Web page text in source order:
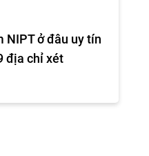
NIPT ở đâu uy tín
địa chỉ xét